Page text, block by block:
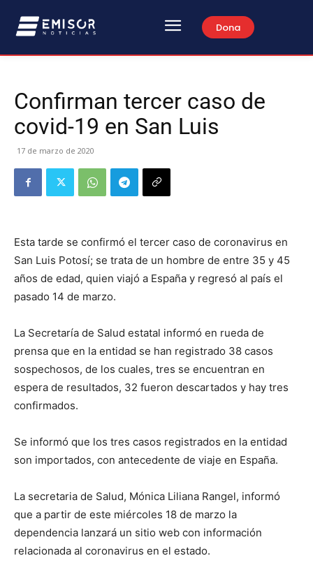
Dona
Confirman tercer caso de
covid-19 en San Luis
17 de marzo de 2020
Esta tarde se confirmó el tercer caso de coronavirus en
San Luis Potosí; se trata de un hombre de entre 35 y 45
años de edad, quien viajó a España y regresó al país el
pasado 14 de marzo.
La Secretaría de Salud estatal informó en rueda de
prensa que en la entidad se han registrado 38 casos
sospechosos, de los cuales, tres se encuentran en
espera de resultados, 32 fueron descartados y hay tres
confirmados.
Se informó que los tres casos registrados en la entidad
son importados, con antecedente de viaje en España.
La secretaria de Salud, Mónica Liliana Rangel, informó
que a partir de este miércoles 18 de marzo la
dependencia lanzará un sitio web con información
relacionada al coronavirus en el estado.